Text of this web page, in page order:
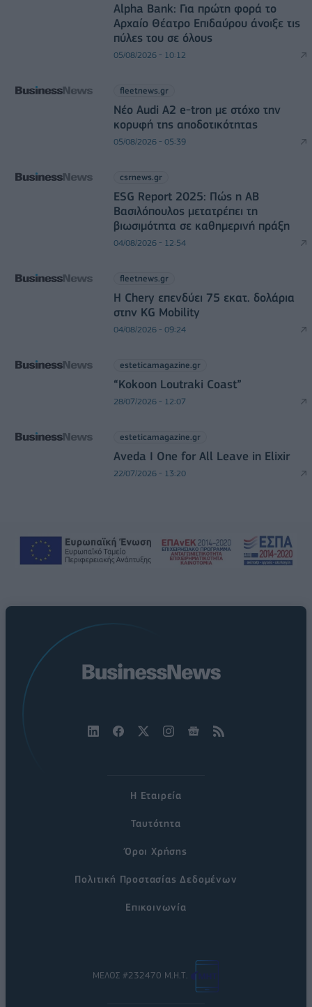
Alpha Bank: Για πρώτη φορά το
Αρχαίο Θέατρο Επιδαύρου άνοιξε τις
πύλες του σε όλους
05/08/2026 - 10:12
fleetnews.gr
Νέο Audi A2 e-tron με στόχο την
κορυφή της αποδοτικότητας
05/08/2026 - 05:39
csrnews.gr
ESG Report 2025: Πώς η ΑΒ
Βασιλόπουλος μετατρέπει τη
βιωσιμότητα σε καθημερινή πράξη
04/08/2026 - 12:54
fleetnews.gr
Η Chery επενδύει 75 εκατ. δολάρια
στην KG Mobility
04/08/2026 - 09:24
esteticamagazine.gr
“Kokoon Loutraki Coast”
28/07/2026 - 12:07
esteticamagazine.gr
Aveda I One for All Leave in Elixir
22/07/2026 - 13:20
Η Εταιρεία
Ταυτότητα
Όροι Χρήσης
Πολιτική Προστασίας Δεδομένων
Επικοινωνία
ΜΕΛΟΣ #232470 Μ.Η.Τ.